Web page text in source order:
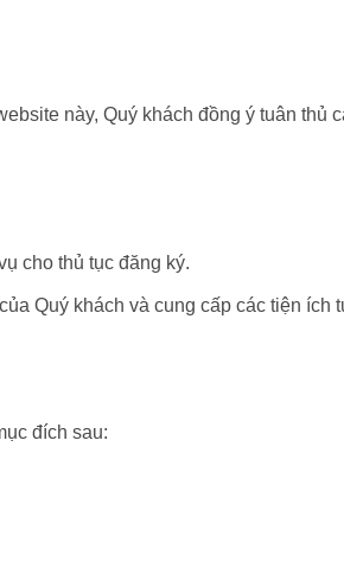
này, Quý khách đồng ý tuân thủ
cho thủ tục đăng ký.
Quý khách và cung cấp các tiện ích
đích sau: